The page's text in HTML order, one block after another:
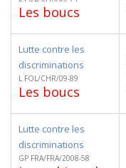
Les boucs
Lutte contre les
discriminations
L FOL/CHR/09-89
Les boucs
Lutte contre les
discriminations
GP FRA/FRA/2008-58